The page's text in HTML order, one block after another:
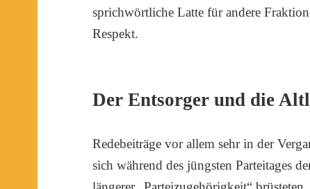
sprichwörtliche Latte für andere
Respekt.
Der Entsorger und die
Redebeiträge vor allem sehr in der
sich während des jüngsten Parteitages